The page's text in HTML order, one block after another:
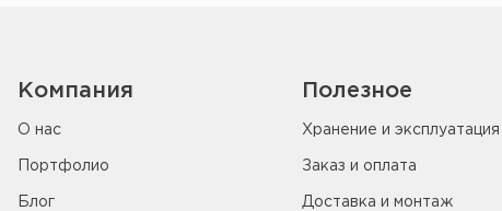
Компания
О нас
Портфолио
Блог
Полезное
Хранение и эксплуатация
Заказ и оплата
Доставка и монтаж